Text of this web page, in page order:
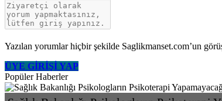
Yazılan yorumlar hiçbir şekilde Saglikmanset.com’un
ÜYE GİRİŞİ YAP
Popüler Haberler